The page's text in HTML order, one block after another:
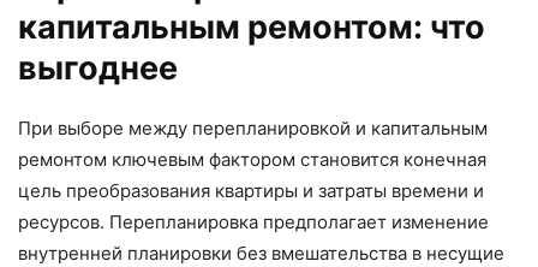
капитальным ремонтом: что
выгоднее
При выборе между перепланировкой и капитальным
ремонтом ключевым фактором становится конечная
цель преобразования квартиры и затраты времени и
ресурсов. Перепланировка предполагает изменение
внутренней планировки без вмешательства в несущие